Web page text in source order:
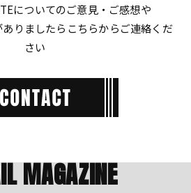
についてのご意見・ご感想や
りましたらこちらからご連絡くだ
さい
MAGAZINE